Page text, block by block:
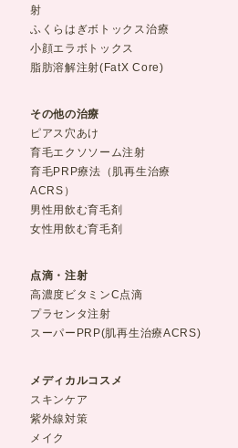
射
ふくらはぎボトックス治療
小顔エラボトックス
脂肪溶解注射(FatX Core)
その他の治療
ピアス穴あけ
育毛エクソソーム注射
育毛PRP療法（肌再生治療
ACRS）
男性用飲む育毛剤
女性用飲む育毛剤
点滴・注射
高濃度ビタミンC点滴
プラセンタ注射
スーパーPRP(肌再生治療ACRS)
メディカルコスメ
スキンケア
紫外線対策
メイク